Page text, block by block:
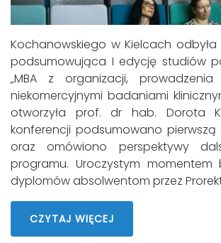
Kochanowskiego w Kielcach
podsumowująca I edycję studiów
„MBA z organizacji,
niekomercyjnymi badaniami
otworzyła prof. dr hab. Dorota
konferencji podsumowano
oraz omówiono perspektywy
programu. Uroczystym momentem
dyplomów absolwentom przez
CZYTAJ WIĘCEJ